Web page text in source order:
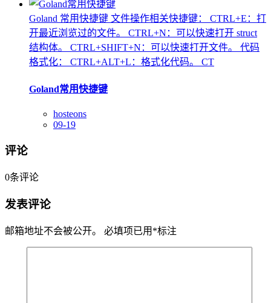
Goland 常用快捷键 文件操作相关快捷键： CTRL+E：打
开最近浏览过的文件。 CTRL+N：可以快速打开 struct
结构体。 CTRL+SHIFT+N：可以快速打开文件。 代码
格式化： CTRL+ALT+L：格式化代码。 CT
Goland常用快捷键
hosteons
09-19
评论
0条评论
发表评论
邮箱地址不会被公开。 必填项已用 *标注